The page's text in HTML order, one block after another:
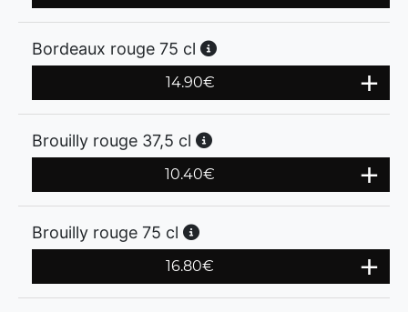
Bordeaux rouge 75 cl
14.90€
Brouilly rouge 37,5 cl
10.40€
Brouilly rouge 75 cl
16.80€